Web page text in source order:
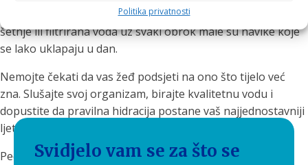
Politika privatnosti
buđenja, nekoliko gutljaja prije kave, bočica vode tijekom
šetnje ili filtrirana voda uz svaki obrok male su navike koje
se lako uklapaju u dan.
Nemojte čekati da vas žeđ podsjeti na ono što tijelo već
zna. Slušajte svoj organizam, birajte kvalitetnu vodu i
dopustite da pravilna hidracija postane vaš najjednostavniji
ljetni wellness ritual.
Peonekad je najbolja odluka za zdravlje upravo ona
Svidjelo vam se za što se